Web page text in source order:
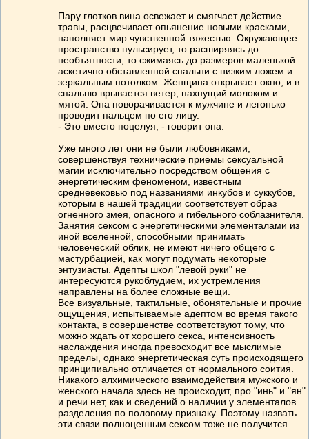
Пару глотков вина освежает и смягчает действие
травы, расцвечивает опьянение новыми красками,
наполняет мир чувственной тяжестью. Окружающее
пространство пульсирует, то расширяясь до
необъятности, то сжимаясь до размеров маленькой
аскетично обставленной спальни с низким ложем и
зеркальным потолком. Женщина открывает окно, и в
спальню врывается ветер, пахнущий молоком и
мятой. Она поворачивается к мужчине и легонько
проводит пальцем по его лицу.
- Это вместо поцелуя, - говорит она.
Уже много лет они не были любовниками,
совершенствуя технические приемы сексуальной
магии исключительно посредством общения с
энергетическим феноменом, известным
средневековью под названиями инкубов и суккубов,
которым в нашей традиции соответствует образ
огненного змея, опасного и гибельного соблазнителя.
Занятия сексом с энергетическими элементалами из
иной вселенной, способными принимать
человеческий облик, не имеют ничего общего с
мастурбацией, как могут подумать некоторые
энтузиасты. Адепты школ "левой руки" не
интересуются рукоблудием, их устремления
направлены на более сложные вещи.
Все визуальные, тактильные, обонятельные и прочие
ощущения, испытываемые адептом во время такого
контакта, в совершенстве соответствуют тому, что
можно ждать от хорошего секса, интенсивность
наслаждения иногда превосходит все мыслимые
пределы, однако энергетическая суть происходящего
принципиально отличается от нормального соития.
Никакого алхимического взаимодействия мужского и
женского начала здесь не происходит, про "инь" и "ян"
и речи нет, как и сведений о наличии у элементалов
разделения по половому признаку. Поэтому назвать
эти связи полноценным сексом тоже не получится.